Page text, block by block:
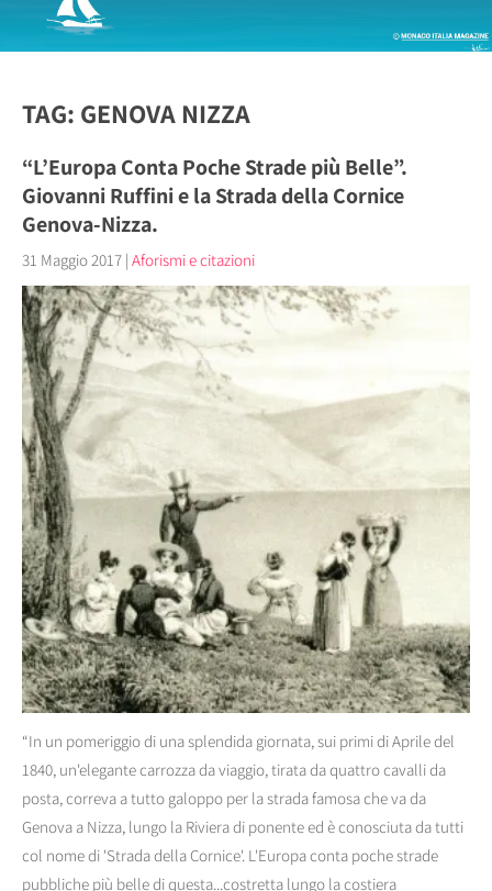
TAG: GENOVA NIZZA
“L’Europa Conta Poche Strade più Belle”.
Giovanni Ruffini e la Strada della Cornice
Genova-Nizza.
31 Maggio 2017 | Aforismi e citazioni
“In un pomeriggio di una splendida giornata, sui primi di Aprile del
1840, un'elegante carrozza da viaggio, tirata da quattro cavalli da
posta, correva a tutto galoppo per la strada famosa che va da
Genova a Nizza, lungo la Riviera di ponente ed è conosciuta da tutti
col nome di 'Strada della Cornice'. L'Europa conta poche strade
pubbliche più belle di questa...costretta lungo la costiera